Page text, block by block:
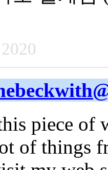
piece of
of things